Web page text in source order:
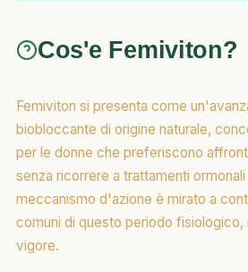
Cos'e Femiviton?
Femiviton si presenta come
biobloccante di origine naturale,
per le donne che preferiscono
senza ricorrere a trattamenti
meccanismo d'azione è mirato a
comuni di questo periodo fisiologico,
vigore.